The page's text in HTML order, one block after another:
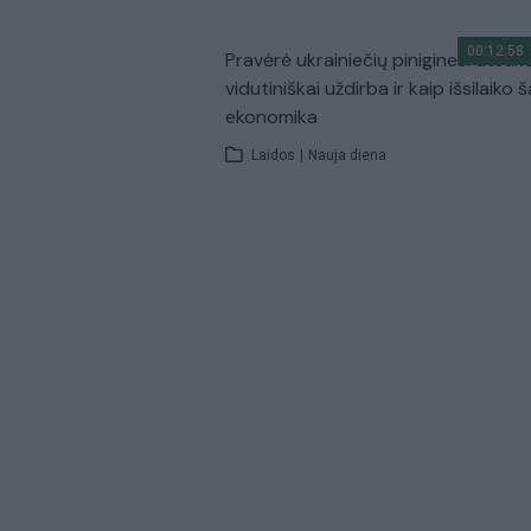
00:12:58
Pravėrė ukrainiečių pinigines:
vidutiniškai uždirba ir kaip išsilaiko
ekonomika
Laidos | Nauja diena